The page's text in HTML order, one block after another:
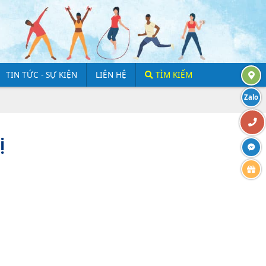
TIN TỨC - SỰ KIỆN LIÊN HỆ TÌM KIẾM
Zalo